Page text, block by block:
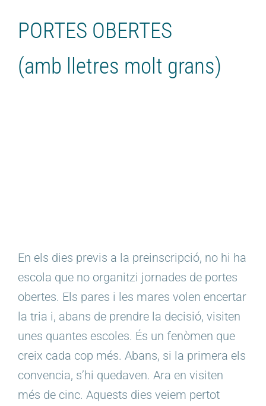
PORTES OBERTES
(amb lletres molt grans)
En els dies previs a la preinscripció, no hi ha
escola que no organitzi jornades de portes
obertes. Els pares i les mares volen encertar
la tria i, abans de prendre la decisió, visiten
unes quantes escoles. És un fenòmen que
creix cada cop més. Abans, si la primera els
convencia, s’hi quedaven. Ara en visiten
més de cinc. Aquests dies veiem pertot